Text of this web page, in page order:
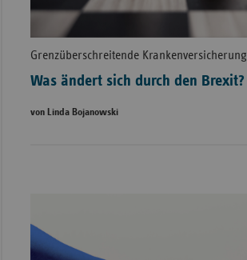
Grenzüberschreitende Krankenversicherung
Was ändert sich durch den Brexit?
von Linda Bojanowski